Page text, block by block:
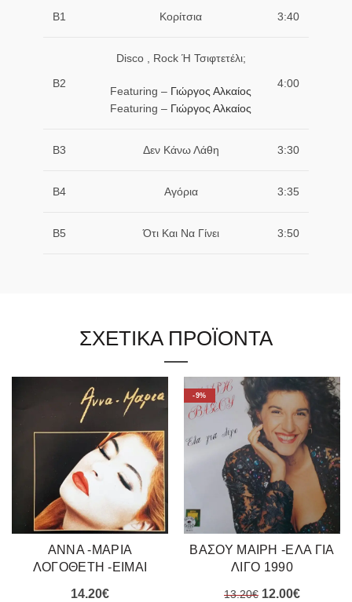
Β1 Κορίτσια 3:40
Β2
Disco , Rock Ή Τσιφτετέλι;
Featuring – Γιώργος Αλκαίος
Featuring – Γιώργος Αλκαίος
4:00
Β3 Δεν Κάνω Λάθη 3:30
Β4 Αγόρια 3:35
Β5 Ότι Και Να Γίνει 3:50
ΣΧΕΤΙΚΑ ΠΡΟΪΟΝΤΑ
ΑΝΝΑ -ΜΑΡΙΑ
ΛΟΓΟΘΕΤΗ -ΕΙΜΑΙ
14.20€
-9%
ΒΑΣΟΥ ΜΑΙΡΗ -ΕΛΑ ΓΙΑ
ΛΙΓΟ 1990
13.20€ Original
12.00€Η